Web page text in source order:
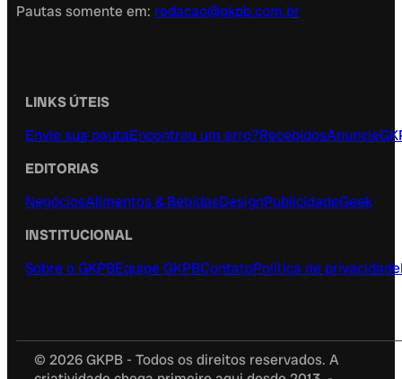
Pautas somente em: redacao@gkpb.com.br
LINKS ÚTEIS
Envie sua pautaEncontrou um erro?RecebidosAnuncie
EDITORIAS
NegóciosAlimentos & BebidasDesignPublicidadeGeek
INSTITUCIONAL
Sobre o GKPBEquipe GKPBContatoPolítica de privacidade
© 2026 GKPB - Todos os direitos reservados. A